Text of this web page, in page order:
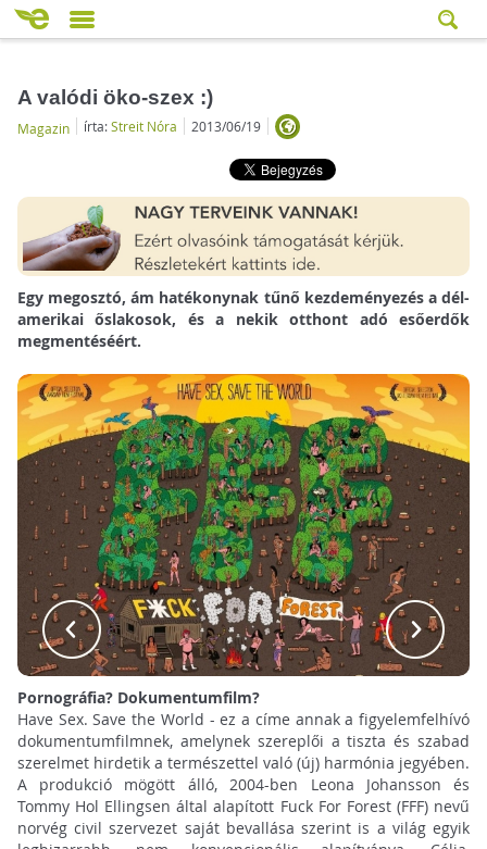
A valódi öko-szex :)
Magazin írta:Streit Nóra 2013/06/19
Egy megosztó, ám hatékonynak tűnő kezdeményezés a dél-
amerikai őslakosok, és a nekik otthont adó esőerdők
megmentéséért.
Pornográfia? Dokumentumfilm?
Have Sex. Save the World - ez a címe annak a figyelemfelhívó
dokumentumfilmnek, amelynek szereplői a tiszta és szabad
szerelmet hirdetik a természettel való (új) harmónia jegyében.
A produkció mögött álló, 2004-ben Leona Johansson és
Tommy Hol Ellingsen által alapított Fuck For Forest (FFF) nevű
norvég civil szervezet saját bevallása szerint is a világ egyik